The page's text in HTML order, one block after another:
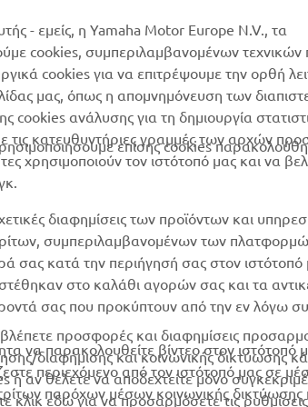
Global
διαχείριση των
χρησιμοποιημένων
μπαταριών
- εμείς, η Yamaha Motor Europe N.V., τα
cookies, συμπεριλαμβανομένων
cookies για να επιτρέψουμε την ορθή
μας, όπως η απομνημόνευση των
ανάλυσης για τη δημιουργία
κατευθυντήριες γραμμές των αρχών
χρησιμοποιούν τον ιστότοπό μας και να
επίσης cookies
διαφημίσεις των προϊόντων και
συμπεριλαμβανομένων των
σας κατά την περιήγησή σας στον
στο καλάθι αγορών σας και τα
σας που προκύπτουν από την εν λόγω
να παρακολουθείτε βίντεο στον ιστότοπό
περιεχόμενο από τον ιστότοπό μας σε
παρόχων μέσων κοινωνικής δικτύωσης
προσφορές και διαφημίσεις
διαφήμισης και κοινωνικής δικτύωσης
ή αν θέλετε να αποδεχτείτε μόνο
κλικ εδώ για να προσαρμόσετε τις